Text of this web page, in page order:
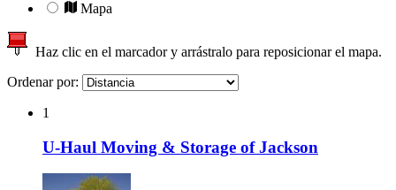
Mapa
Haz clic en el marcador y arrástralo para reposicionar el mapa.
Ordenar por:
1
U-Haul Moving & Storage of Jackson